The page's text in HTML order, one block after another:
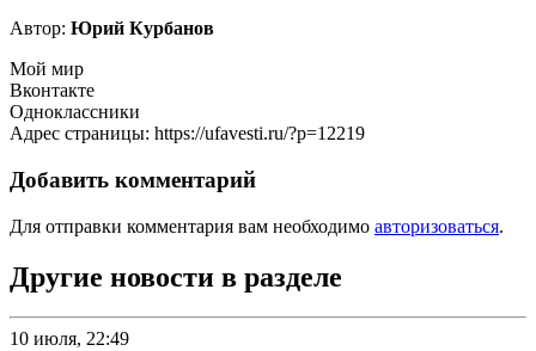
Автор: Юрий Курбанов
Мой мир
Вконтакте
Одноклассники
Адрес страницы: https://ufavesti.ru/?p=12219
Добавить комментарий
Для отправки комментария вам необходимо авторизоваться.
Другие новости в разделе
10 июля, 22:49